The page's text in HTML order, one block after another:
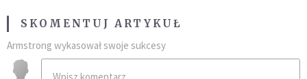
SKOMENTUJ ARTYKUŁ
Armstrong wykasował swoje sukcesy